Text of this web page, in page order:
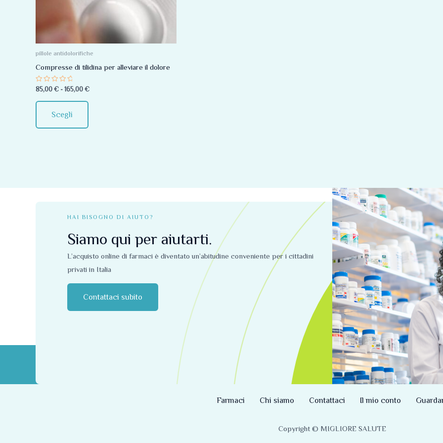
pillole antidolorifiche
Compresse di tilidina per alleviare il dolore
Valutato
0
su
5
85,00 € - 165,00 €
Scegli
opzioni
essere
scelte
pagina
del
HAI BISOGNO DI AIUTO?
Siamo qui per aiutarti.
L’acquisto online di farmaci è diventato un’abitudine conveniente per i cittadini
privati ​​in Italia
Contattaci subito
Farmaci Chi siamo Contattaci Il mio conto
Copyright © MIGLIORE SALUTE